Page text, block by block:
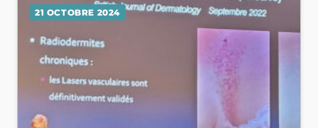
21 OCTOBRE 2024